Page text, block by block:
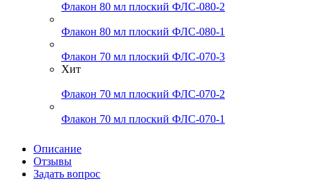
Флакон 80 мл плоский ФЛС-080-2
Флакон 80 мл плоский ФЛС-080-1
Флакон 70 мл плоский ФЛС-070-3
Хит
Флакон 70 мл плоский ФЛС-070-2
Флакон 70 мл плоский ФЛС-070-1
Описание
Отзывы
Задать вопрос